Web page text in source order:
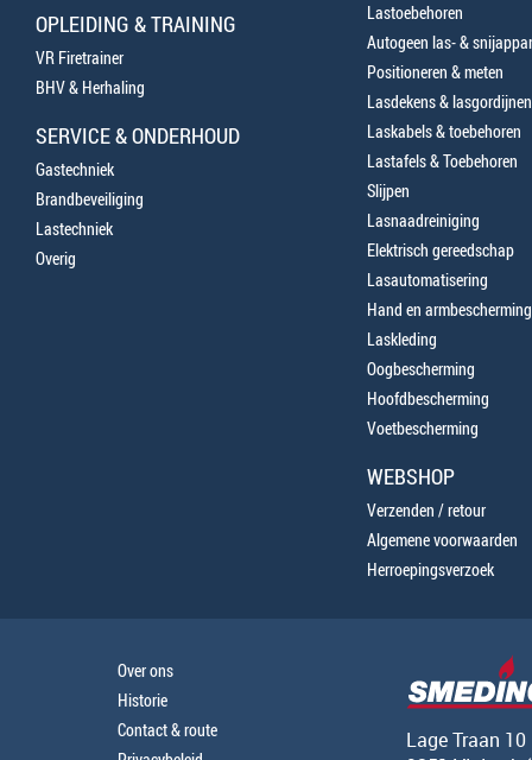
OPLEIDING & TRAINING
VR Firetrainer
BHV & Herhaling
SERVICE & ONDERHOUD
Gastechniek
Brandbeveiliging
Lastechniek
Overig
Lastoebehoren
Autogeen las- &
Positioneren & meten
Lasdekens & lasgordijnen
Laskabels & toebehoren
Lastafels & Toebehoren
Slijpen
Lasnaadreiniging
Elektrisch gereedschap
Lasautomatisering
Hand en armbescherming
Laskleding
Oogbescherming
Hoofdbescherming
Voetbescherming
WEBSHOP
Verzenden / retour
Algemene voorwaarden
Herroepingsverzoek
Over ons
Historie
Contact & route
Lage Traan 10